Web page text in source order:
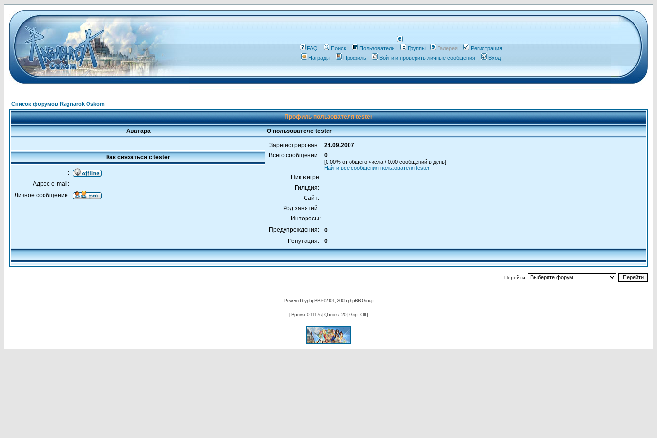
FAQ Поиск Пользователи Группы Галерея
Регистрация
Награды
Профиль Войти и проверить личные сообщения Вход
Список форумов Ragnarok Oskom
Профиль пользователя tester
Аватара О пользователе tester
Зарегистрирован:
24.09.2007
Всего сообщений:
0
[0.00% от общего числа / 0.00 сообщений в день]
Найти все сообщения пользователя tester
Ник в игре:
Гильдия:
Сайт:
Род занятий:
Интересы:
Предупреждения:
0
Репутация:
0
Как связаться с tester
:
Адрес e-mail:
Личное сообщение:
Перейти:
Powered byphpBB© 2001, 2005 phpBB Group
[ Время : 0.1117s | Queries : 20 | Gzip : Off ]